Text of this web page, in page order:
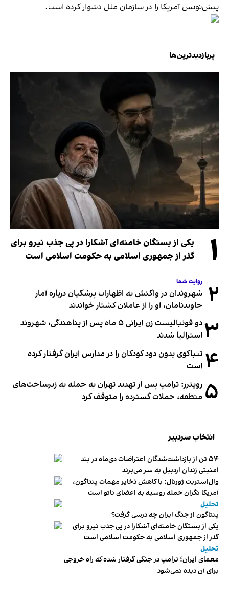
پیش‌نویس آمریکا را در سازمان ملل دشوار کرده است.
پربازدیدترین‌ها
۱
یکی از بستگان خامنه‌ای آشکارا در پی جذب نیرو برای
گذر از جمهوری اسلامی به حکومت اسلامی است
۲ روایت شما
شهروندان در واکنش به اظهارات پزشکیان درباره آمار
جاویدنامان، او را از عاملان کشتار خواندند
۳
دو فوتبالیست زن ایرانی ۵ ماه پس از پناهندگی، شهروند
استرالیا شدند
۴ تنباکوی بدون دود کودکان را در مدارس ایران گرفتار کرده
است
۵ رویترز: ترامپ پس از تهدید تهران به حمله به زیرساخت‌های
منطقه، حملات گسترده را متوقف کرد
انتخاب سردبیر
۵۴ تن از بازداشت‌شدگان اعتراضات دی‌ماه در بند
امنیتی زندان اردبیل به سر می‌برند
وال‌استریت ژورنال: با کاهش ذخایر مهمات پنتاگون،
آمریکا نگران حمله روسیه به اعضای ناتو‌ است
تحلیل
پنتاگون از جنگ ایران چه درسی گرفت؟
یکی از بستگان خامنه‌ای آشکارا در پی جذب نیرو برای
گذر از جمهوری اسلامی به حکومت اسلامی است
تحلیل
معمای ایران؛ ترامپ در جنگی گرفتار شده که راه خروجی
برای آن دیده نمی‌شود